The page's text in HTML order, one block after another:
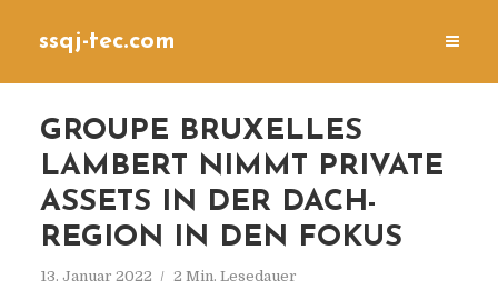
ssqj-tec.com
GROUPE BRUXELLES
LAMBERT NIMMT PRIVATE
ASSETS IN DER DACH-
REGION IN DEN FOKUS
13. Januar 2022 2 Min. Lesedauer